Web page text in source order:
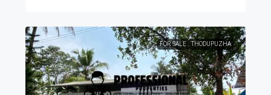
FOR SALE THODUPUZHA